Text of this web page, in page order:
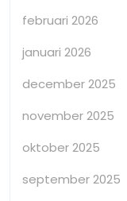
februari 2026
januari 2026
december 2025
november 2025
oktober 2025
september 2025